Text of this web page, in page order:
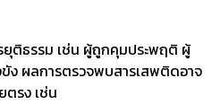
ติธรรม เช่น ผู้ถูกคุมประพฤติ ผู้
ง ผลการตรวจพบสารเสพติดอาจ
รง เช่น